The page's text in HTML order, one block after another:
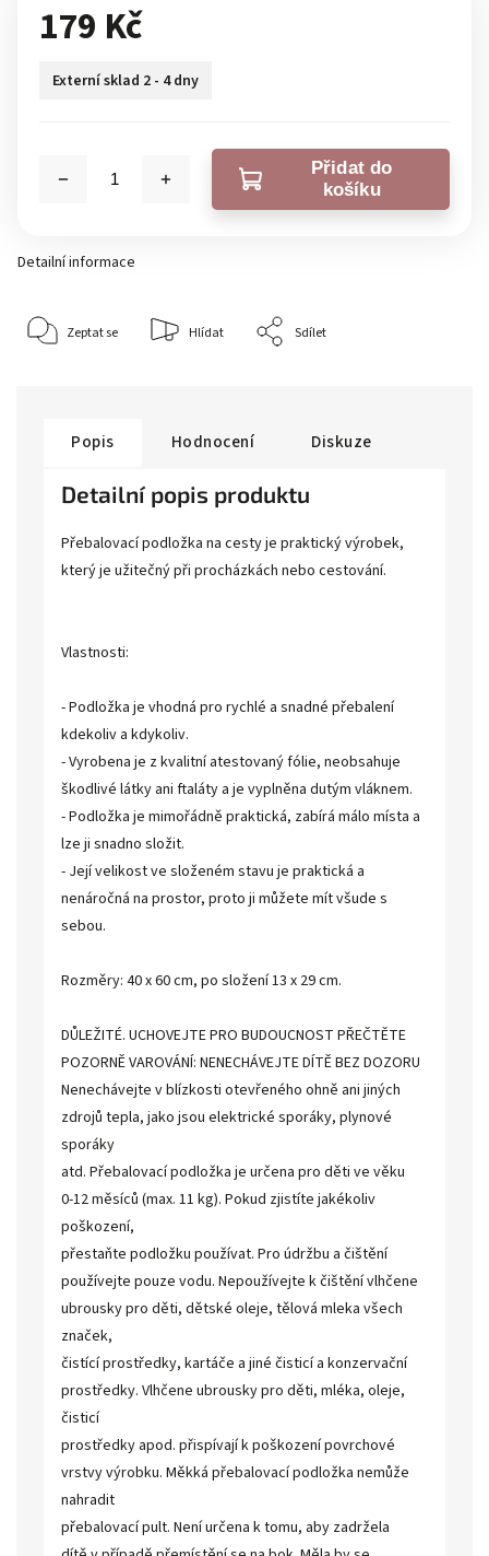
179 Kč
Externí sklad 2 - 4 dny
Přidat do
košíku
Detailní informace
Zeptat se Hlídat Sdílet
Popis Hodnocení Diskuze
Detailní popis produktu
Přebalovací podložka na cesty je praktický výrobek,
který je užitečný při procházkách nebo cestování.
Vlastnosti:
- Podložka je vhodná pro rychlé a snadné přebalení
kdekoliv a kdykoliv.
- Vyrobena je z kvalitní atestovaný fólie, neobsahuje
škodlivé látky ani ftaláty a je vyplněna dutým vláknem.
- Podložka je mimořádně praktická, zabírá málo místa a
lze ji snadno složit.
- Její velikost ve složeném stavu je praktická a
nenáročná na prostor, proto ji můžete mít všude s
sebou.
Rozměry: 40 x 60 cm, po složení 13 x 29 cm.
DŮLEŽITÉ. UCHOVEJTE PRO BUDOUCNOST PŘEČTĚTE
POZORNĚ VAROVÁNÍ: NENECHÁVEJTE DÍTĚ BEZ DOZORU
Nenechávejte v blízkosti otevřeného ohně ani jiných
zdrojů tepla, jako jsou elektrické sporáky, plynové
sporáky
atd. Přebalovací podložka je určena pro děti ve věku
0-12 měsíců (max. 11 kg). Pokud zjistíte jakékoliv
poškození,
přestaňte podložku používat. Pro údržbu a čištění
používejte pouze vodu. Nepoužívejte k čištění vlhčene
ubrousky pro děti, dětské oleje, tělová mleka všech
značek,
čistící prostředky, kartáče a jiné čisticí a konzervační
prostředky. Vlhčene ubrousky pro děti, mléka, oleje,
čisticí
prostředky apod. přispívají k poškození povrchové
vrstvy výrobku. Měkká přebalovací podložka nemůže
nahradit
přebalovací pult. Není určena k tomu, aby zadržela